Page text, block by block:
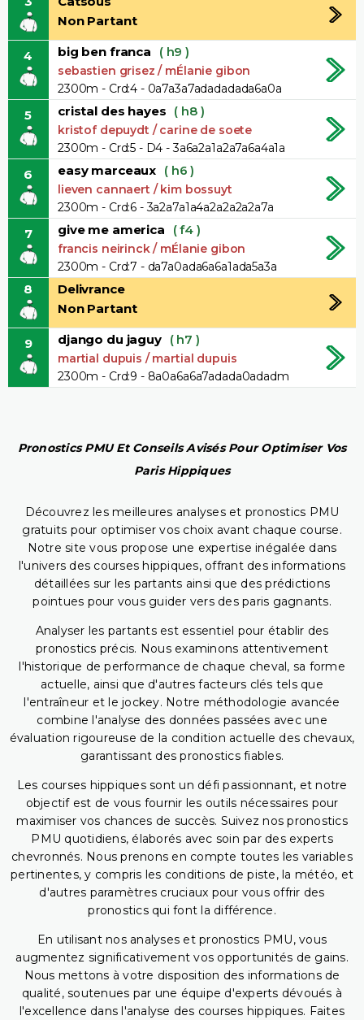
Non Partant
4 big ben franca ( h9 )
sebastien grisez / mÉlanie gibon
2300m - Crd:4 - 0a7a3a7adadadada6a0a
5 cristal des hayes ( h8 )
kristof depuydt / carine de soete
2300m - Crd:5 - D4 - 3a6a2a1a2a7a6a4a1a
6 easy marceaux ( h6 )
lieven cannaert / kim bossuyt
2300m - Crd:6 - 3a2a7a1a4a2a2a2a2a7a
7 give me america ( f4 )
francis neirinck / mÉlanie gibon
2300m - Crd:7 - da7a0ada6a6a1ada5a3a
8
Delivrance
Non Partant
9 django du jaguy ( h7 )
martial dupuis / martial dupuis
2300m - Crd:9 - 8a0a6a6a7adada0adadm
Pronostics PMU Et Conseils Avisés Pour Optimiser Vos
Paris Hippiques
Découvrez les meilleures analyses et pronostics PMU
gratuits pour optimiser vos choix avant chaque course.
Notre site vous propose une expertise inégalée dans
l'univers des courses hippiques, offrant des informations
détaillées sur les partants ainsi que des prédictions
pointues pour vous guider vers des paris gagnants.
Analyser les partants est essentiel pour établir des
pronostics précis. Nous examinons attentivement
l'historique de performance de chaque cheval, sa forme
actuelle, ainsi que d'autres facteurs clés tels que
l'entraîneur et le jockey. Notre méthodologie avancée
combine l'analyse des données passées avec une
évaluation rigoureuse de la condition actuelle des chevaux,
garantissant des pronostics fiables.
Les courses hippiques sont un défi passionnant, et notre
objectif est de vous fournir les outils nécessaires pour
maximiser vos chances de succès. Suivez nos pronostics
PMU quotidiens, élaborés avec soin par des experts
chevronnés. Nous prenons en compte toutes les variables
pertinentes, y compris les conditions de piste, la météo, et
d'autres paramètres cruciaux pour vous offrir des
pronostics qui font la différence.
En utilisant nos analyses et pronostics PMU, vous
augmentez significativement vos opportunités de gains.
Nous mettons à votre disposition des informations de
qualité, soutenues par une équipe d'experts dévoués à
l'excellence dans l'analyse des courses hippiques. Faites